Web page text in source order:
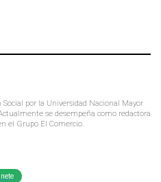
por la Universidad Nacional Mayor
se desempeña como redactora
el Grupo El Comercio.